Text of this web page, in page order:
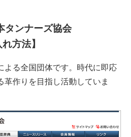
タンナーズ協会
方法】
よる全国団体です。時代に即応
革作りを目指し活動していま